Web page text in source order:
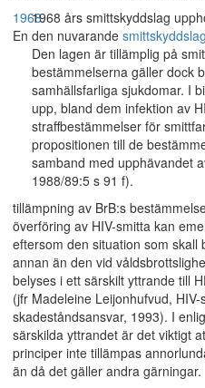
1968.1968 års smittskyddslag
den nuvarande
Den lagen är tillämplig på
bestämmelserna gäller dock
samhällsfarliga sjukdomar. I
upp, bland dem infektion av
straffbestämmelser för
propositionen till de
samband med upphävandet
1988/89:5 s 91 f).
En
tillämpning av BrB:s
överföring av HIV-smitta kan
eftersom den situation som
annan än den vid
belyses i ett särskilt yttrande till
(jfr Madeleine Leijonhufvud,
skadeståndsansvar, 1993). I
särskilda yttrandet är det viktigt
principer inte tillämpas
än då det gäller andra gärningar.